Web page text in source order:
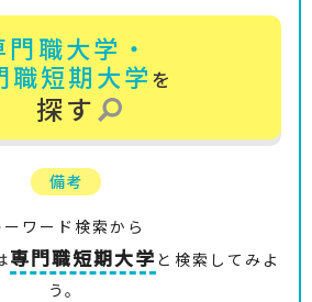
門職大学・
職短期大学 を
探す
備考
ーワード検索から
専門職短期大学 と検索してみよ
う。